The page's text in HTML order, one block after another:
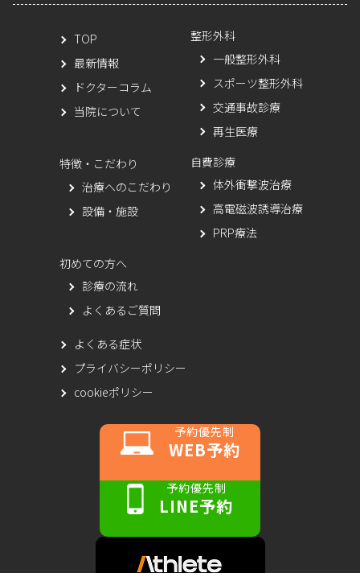
TOP
最新情報
ドクターコラム
当院について
特徴・こだわり
治療へのこだわり
設備・施設
整形外科
一般整形外科
スポーツ整形外科
交通事故診療
再生医療
自費診療
体外衝撃波治療
高電磁波誘導治療
PRP療法
初めての方へ
診療の流れ
よくあるご質問
よくある症状
プライバシーポリシー
cookieポリシー
予約優先制
WEB予約
予約優先制
LINE予約